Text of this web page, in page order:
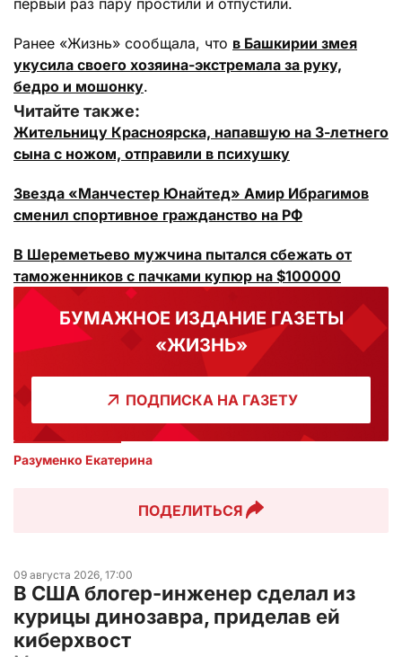
Ранее «Жизнь» сообщала, что в Башкирии змея
укусила своего хозяина-экстремала за руку,
бедро и мошонку.
Читайте также:
Жительницу Красноярска, напавшую на 3-летнего
сына с ножом, отправили в психушку
Звезда «Манчестер Юнайтед» Амир Ибрагимов
сменил спортивное гражданство на РФ
В Шереметьево мужчина пытался сбежать от
таможенников с пачками купюр на $100000
БУМАЖНОЕ ИЗДАНИЕ ГАЗЕТЫ
«ЖИЗНЬ»
ПОДПИСКА НА ГАЗЕТУ
Разуменко Екатерина
ПОДЕЛИТЬСЯ
09 августа 2026, 17:00
В США блогер-инженер сделал из
курицы динозавра, приделав ей
киберхвост